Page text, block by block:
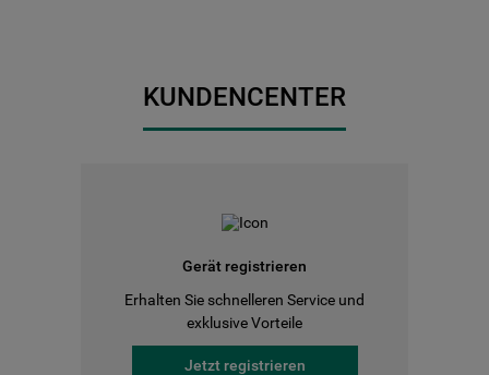
KUNDENCENTER
Gerät registrieren
Erhalten Sie schnelleren Service und
exklusive Vorteile
Jetzt registrieren